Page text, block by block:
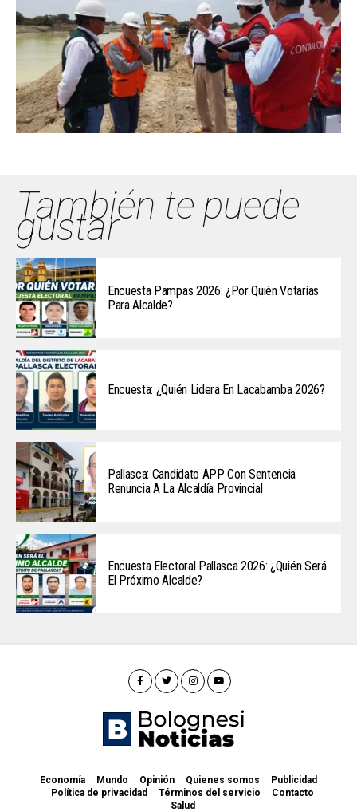
También te puede
gustar
Encuesta Pampas 2026: ¿Por Quién Votarías
Para Alcalde?
Encuesta: ¿Quién Lidera En Lacabamba 2026?
Pallasca: Candidato APP Con Sentencia
Renuncia A La Alcaldía Provincial
Encuesta Electoral Pallasca 2026: ¿Quién Será
El Próximo Alcalde?
Economía Mundo Opinión Quienes somos
Publicidad
Política de privacidad
Términos del servicio
Contacto
Salud